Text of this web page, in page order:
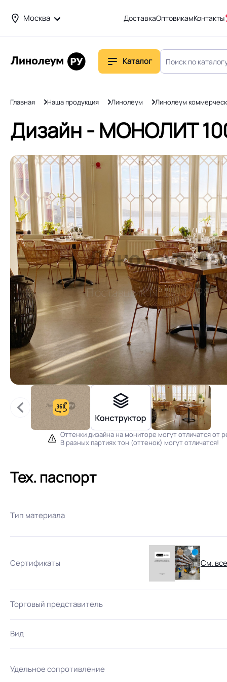
Москва ДоставкаОптовикамКонтакты
Каталог
Главная Наша продукция Линолеум Линолеум
Дизайн - МОНОЛИТ
Оттенки дизайна на мониторе могут отличатся от
В разных партиях тон (оттенок) могут отличатся!
Тех. паспорт
Тип материала
Сертификаты См. все
Торговый представитель
Вид
Удельное сопротивление